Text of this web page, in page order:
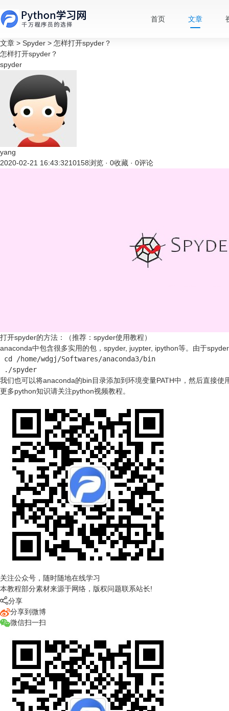
首页 文章
文章 > Spyder > 怎样打开spyder？
怎样打开spyder？
spyder
yang
2020-02-21 16:43:3210158浏览 · 0收藏 · 0评论
打开spyder的方法：（推荐： spyder使用教程）
anaconda中包含很多实用的包，spyder, juypter, ipython等。由于
cd /home/wdgj/Softwares/anaconda3/bin
./spyder
我们也可以将anaconda的bin目录添加到环境变量PATH中，然后直接使
更多python知识请关注python视频教程。
关注公众号，随时随地在线学习
本教程部分素材来源于网络，版权问题联系站长!
分享
分享到微博
微信扫一扫